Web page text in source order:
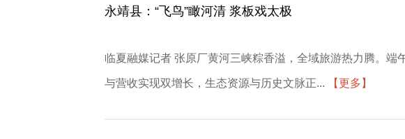
永靖县：“飞鸟”瞰河清 浆板戏太极
临夏融媒记者 张原厂黄河三峡粽香溢，全域旅游热力腾。
与营收实现双增长，生态资源与历史文脉正... 【更多】